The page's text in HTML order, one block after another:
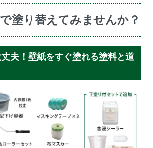
塗り替えてみませんか？
夫！壁紙をすぐ塗れる塗料と道